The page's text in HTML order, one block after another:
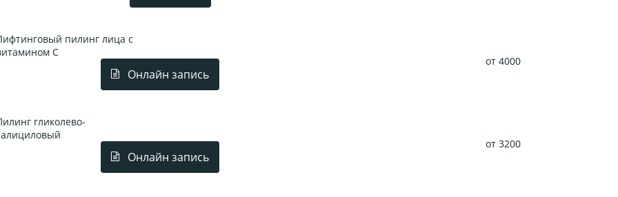
пилинг лица с
С
Онлайн запись
от 4000
гликолево-
Онлайн запись
от 3200